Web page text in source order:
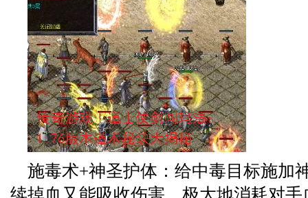
施毒术+神圣护体：给中毒目标施加
续掉血又能吸收伤害，极大地消耗对手